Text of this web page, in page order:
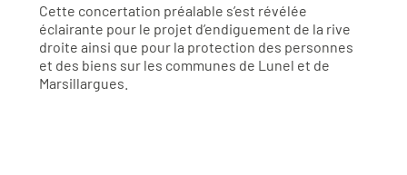
Cette concertation préalable s’est révélée
éclairante pour le projet d’endiguement de la rive
droite ainsi que pour la protection des personnes
et des biens sur les communes de Lunel et de
Marsillargues.